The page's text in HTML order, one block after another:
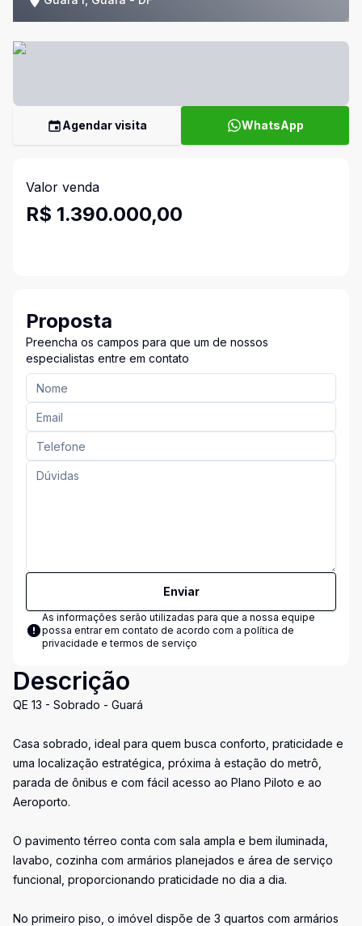
Agendar visita WhatsApp
Valor venda
R$ 1.390.000,00
Proposta
Preencha os campos para que um de nossos
especialistas entre em contato
Enviar
As informações serão utilizadas para que a nossa equipe
possa entrar em contato de acordo com a política de
privacidade e termos de serviço
Descrição
QE 13 - Sobrado - Guará
Casa sobrado, ideal para quem busca conforto, praticidade e
uma localização estratégica, próxima à estação do metrô,
parada de ônibus e com fácil acesso ao Plano Piloto e ao
Aeroporto.
O pavimento térreo conta com sala ampla e bem iluminada,
lavabo, cozinha com armários planejados e área de serviço
funcional, proporcionando praticidade no dia a dia.
No primeiro piso, o imóvel dispõe de 3 quartos com armários